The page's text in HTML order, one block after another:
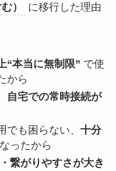
）
に移行した理由
“本当に無制限” で使
から
自宅での常時接続が
も困らない、 十分
ったから
繋がりやすさが大き